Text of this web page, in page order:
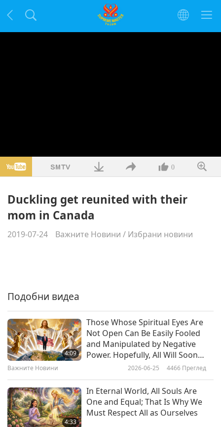
0
Duckling get reunited with their
mom in Canada
2019-07-24 Важните Новини / Избрани новини
Подобни видеа
4:09
Those Whose Spiritual Eyes Are
Not Open Can Be Easily Fooled
and Manipulated by Negative
Power. Hopefully, All Will Soon
Understand Who President
Certain Actions, Even If It Seems
Unfavorable to Some at the Time
Важните Новини 2026-06-25 4466 Преглед
4:33
In Eternal World, All Souls Are
One and Equal; That Is Why We
Must Respect All as Ourselves